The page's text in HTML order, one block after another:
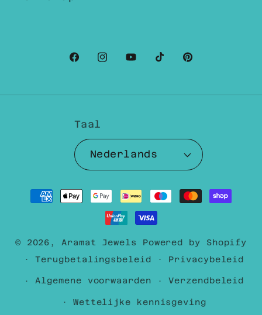
Facebook
Instagram
YouTubeTikTokPinterest
Taal
Nederlands
Betaalmethoden
© 2026, Aramat Jewels Powered by Shopify
Terugbetalingsbeleid
Privacybeleid
Algemene voorwaarden Verzendbeleid
Wettelijke kennisgeving